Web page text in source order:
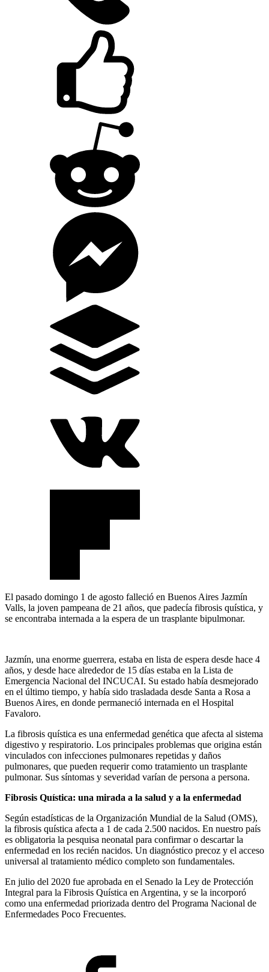
El pasado domingo 1 de agosto falleció en Buenos Aires Jazmín
Valls, la joven pampeana de 21 años, que padecía fibrosis quística, y
se encontraba internada a la espera de un trasplante bipulmonar.
Jazmín, una enorme guerrera, estaba en lista de espera desde hace 4
años, y desde hace alrededor de 15 días estaba en la Lista de
Emergencia Nacional del INCUCAI. Su estado había desmejorado
en el último tiempo, y había sido trasladada desde Santa a Rosa a
Buenos Aires, en donde permaneció internada en el Hospital
Favaloro.
La fibrosis quística es una enfermedad genética que afecta al sistema
digestivo y respiratorio. Los principales problemas que origina están
vinculados con infecciones pulmonares repetidas y daños
pulmonares, que pueden requerir como tratamiento un trasplante
pulmonar. Sus síntomas y severidad varían de persona a persona.
Fibrosis Quística: una mirada a la salud y a la enfermedad
Según estadísticas de la Organización Mundial de la Salud (OMS),
la fibrosis quística afecta a 1 de cada 2.500 nacidos. En nuestro país
es obligatoria la pesquisa neonatal para confirmar o descartar la
enfermedad en los recién nacidos. Un diagnóstico precoz y el acceso
universal al tratamiento médico completo son fundamentales.
En julio del 2020 fue aprobada en el Senado la Ley de Protección
Integral para la Fibrosis Quística en Argentina, y se la incorporó
como una enfermedad priorizada dentro del Programa Nacional de
Enfermedades Poco Frecuentes.